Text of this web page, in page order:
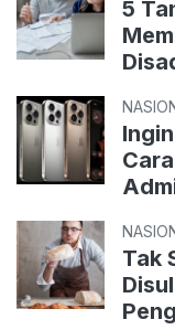
5
Tak